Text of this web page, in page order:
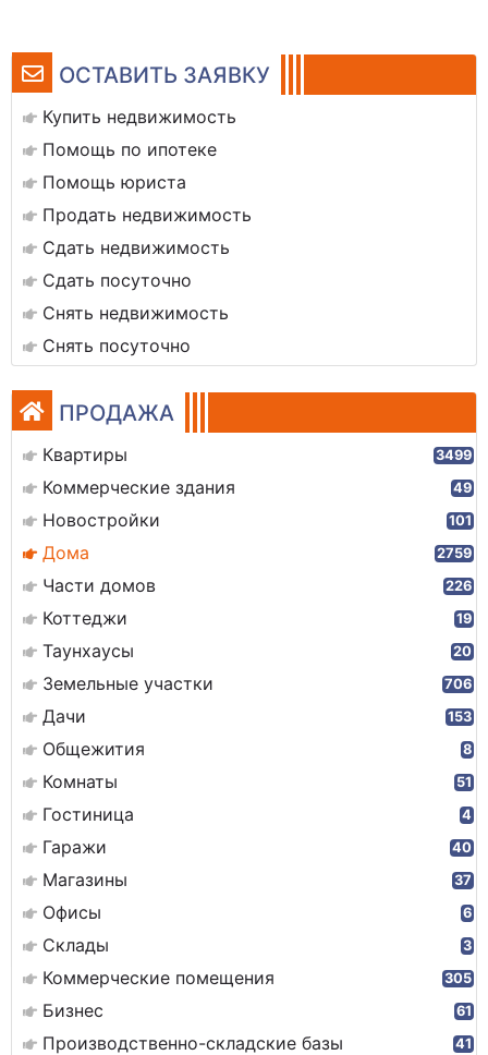
ОСТАВИТЬ ЗАЯВКУ
Купить недвижимость
Помощь по ипотеке
Помощь юриста
Продать недвижимость
Сдать недвижимость
Сдать посуточно
Снять недвижимость
Снять посуточно
ПРОДАЖА
Квартиры 3499
Коммерческие здания 49
Новостройки 101
Дома 2759
Части домов 226
Коттеджи 19
Таунхаусы 20
Земельные участки 706
Дачи 153
Общежития 8
Комнаты 51
Гостиница 4
Гаражи 40
Магазины 37
Офисы 6
Склады 3
Коммерческие помещения 305
Бизнес 61
Производственно-складские базы 41